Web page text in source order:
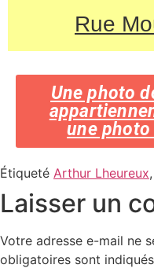
Rue
Une photo
une photo
Étiqueté Arthur Lheureux,
Laisser un
Votre adresse e-mail ne
obligatoires sont